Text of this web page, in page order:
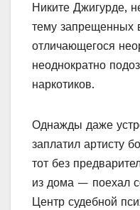
Никите Джигурде,
тему запрещенных
отличающегося
неоднократно
наркотиков.
Однажды даже
заплатил артисту
тот без
из дома — поехал
Центр судебной